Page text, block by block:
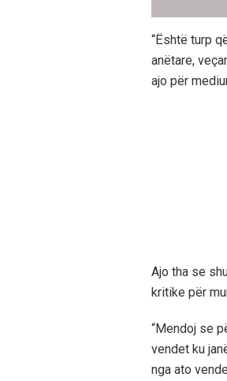
“Është turp
anëtare,
ajo për
Ajo tha se
kritike për
“Mendoj se
vendet ku
nga ato